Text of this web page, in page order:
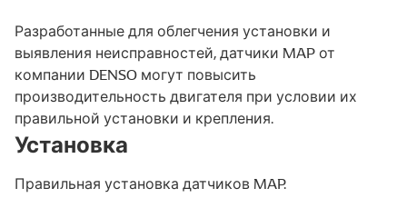
Разработанные для облегчения установки и
выявления неисправностей, датчики MAP от
компании DENSO могут повысить
производительность двигателя при условии их
правильной установки и крепления.
Установка
Правильная установка датчиков MAP.